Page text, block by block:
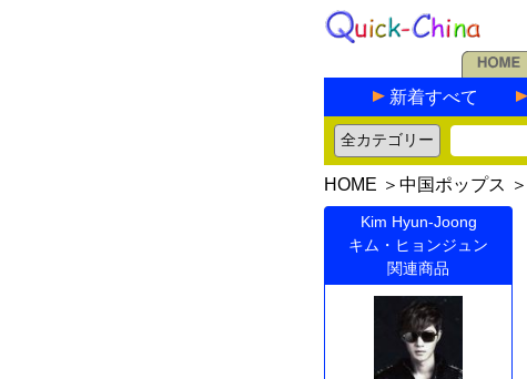
新着すべて
HOME ＞ 中国ポップス ＞
Kim Hyun-Joong
キム・ヒョンジュン
関連商品